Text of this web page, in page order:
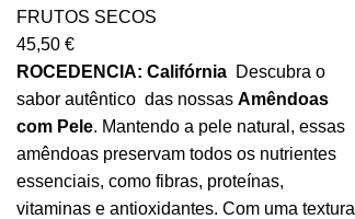
FRUTOS SECOS
45,50 €
ROCEDENCIA: Califórnia Descubra o
sabor autêntico das nossas Amêndoas
com Pele. Mantendo a pele natural, essas
amêndoas preservam todos os nutrientes
essenciais, como fibras, proteínas,
vitaminas e antioxidantes. Com uma textura